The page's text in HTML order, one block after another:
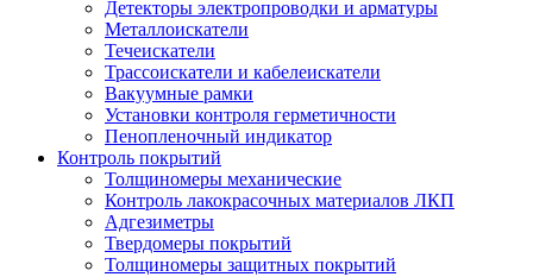
Детекторы электропроводки и арматуры
Металлоискатели
Течеискатели
Трассоискатели и кабелеискатели
Вакуумные рамки
Установки контроля герметичности
Пенопленочный индикатор
Контроль покрытий
Толщиномеры механические
Контроль лакокрасочных материалов ЛКП
Адгезиметры
Твердомеры покрытий
Толщиномеры защитных покрытий